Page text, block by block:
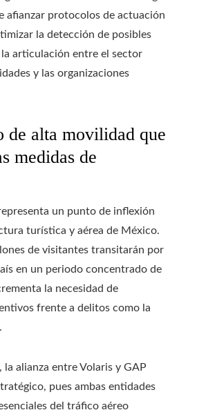
afianzar protocolos de actuación
la detección de posibles
articulación entre el sector
y las organizaciones
de alta movilidad que
medidas de
un punto de inflexión
turística y aérea de México.
de visitantes transitarán por
en un periodo concentrado de
la necesidad de
frente a delitos como la
la alianza entre Volaris y GAP
pues ambas entidades
del tráfico aéreo